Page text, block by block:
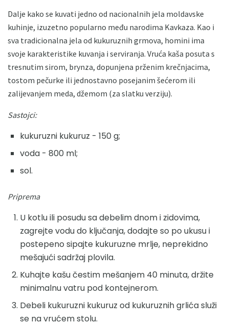
Dalje kako se kuvati jedno od nacionalnih jela moldavske
kuhinje, izuzetno popularno među narodima Kavkaza. Kao i
sva tradicionalna jela od kukuruznih grmova, homini ima
svoje karakteristike kuvanja i serviranja. Vruća kaša posuta s
tresnutim sirom, brynza, dopunjena prženim krečnjacima,
tostom pečurke ili jednostavno posejanim šećerom ili
zalijevanjem meda, džemom (za slatku verziju).
Sastojci:
kukuruzni kukuruz - 150 g;
voda - 800 ml;
sol.
Priprema
U kotlu ili posudu sa debelim dnom i zidovima,
zagrejte vodu do ključanja, dodajte so po ukusu i
postepeno sipajte kukuruzne mrlje, neprekidno
mešajući sadržaj plovila.
Kuhajte kašu čestim mešanjem 40 minuta, držite
minimalnu vatru pod kontejnerom.
Debeli kukuruzni kukuruz od kukuruznih grlića služi
se na vrućem stolu.